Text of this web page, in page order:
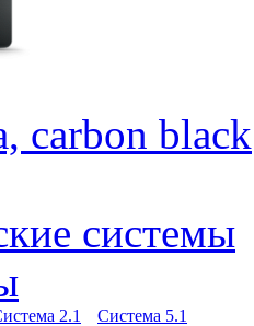
carbon black
системы
2.1 Система 5.1